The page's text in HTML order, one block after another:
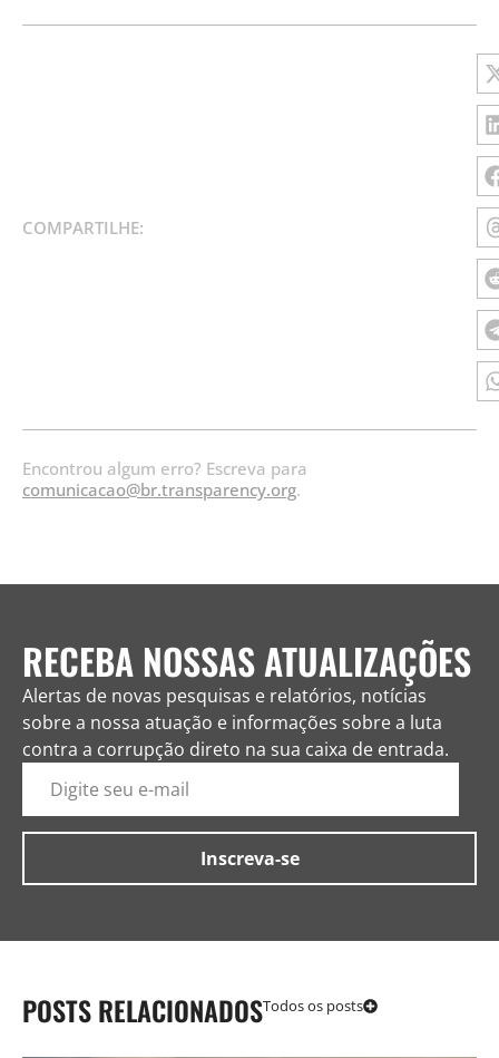
COMPARTILHE:
Encontrou algum erro? Escreva para
comunicacao@br.transparency.org.
RECEBA NOSSAS ATUALIZAÇÕES
Alertas de novas pesquisas e relatórios, notícias
sobre a nossa atuação e informações sobre a luta
contra a corrupção direto na sua caixa de entrada.
POSTS RELACIONADOSTodos os posts